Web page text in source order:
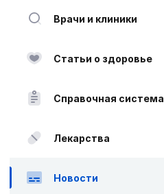
Врачи и клиники
Статьи о здоровье
Справочная система
Лекарства
Новости